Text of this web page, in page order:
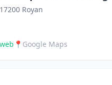
Royan
📍 Google Maps